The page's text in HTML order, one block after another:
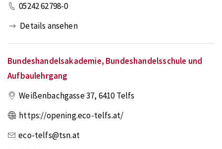
05242 62798-0
Details ansehen
Bundeshandelsakademie, Bundeshandelsschule und
Aufbaulehrgang
Weißenbachgasse 37, 6410 Telfs
https://opening.eco-telfs.at/
eco-telfs@tsn.at